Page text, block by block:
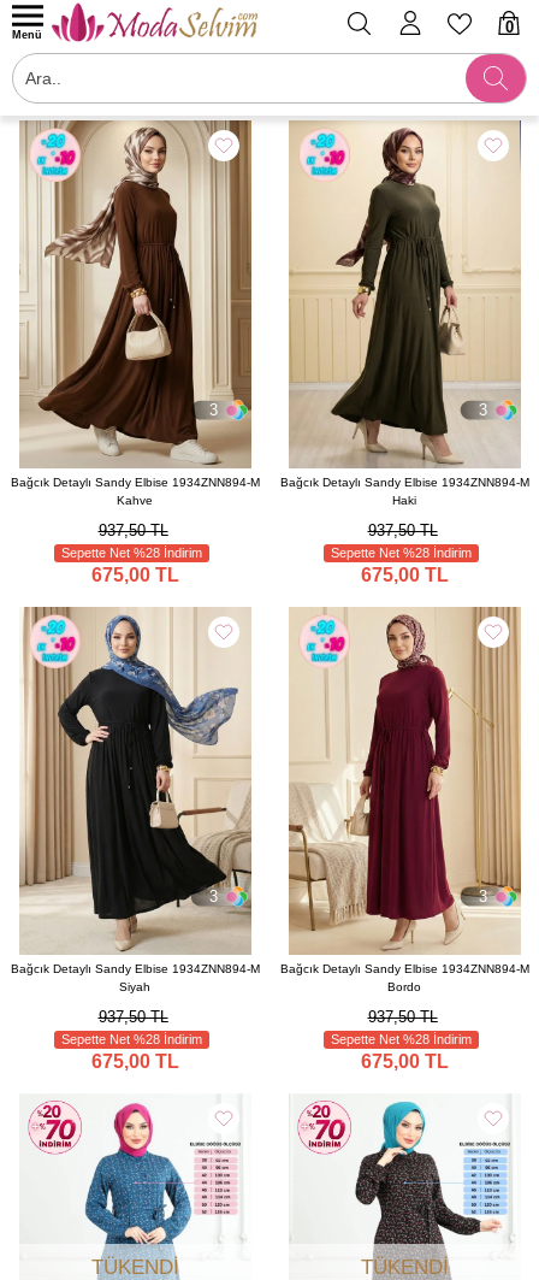
0
Menü
3
Bağcık Detaylı Sandy Elbise 1934ZNN894-M
Kahve
937,50 TL
Sepette Net %28 İndirim
675,00 TL
3
Bağcık Detaylı Sandy Elbise 1934ZNN894-M
Haki
937,50 TL
Sepette Net %28 İndirim
675,00 TL
3
Bağcık Detaylı Sandy Elbise 1934ZNN894-M
Siyah
937,50 TL
Sepette Net %28 İndirim
675,00 TL
3
Bağcık Detaylı Sandy Elbise 1934ZNN894-M
Bordo
937,50 TL
Sepette Net %28 İndirim
675,00 TL
TÜKENDI TÜKENDI